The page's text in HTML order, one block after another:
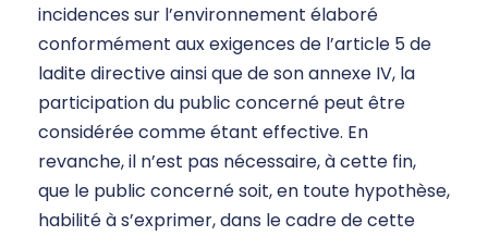
incidences sur l’environnement élaboré
conformément aux exigences de l’article 5 de
ladite directive ainsi que de son annexe IV, la
participation du public concerné peut être
considérée comme étant effective. En
revanche, il n’est pas nécessaire, à cette fin,
que le public concerné soit, en toute hypothèse,
habilité à s’exprimer, dans le cadre de cette